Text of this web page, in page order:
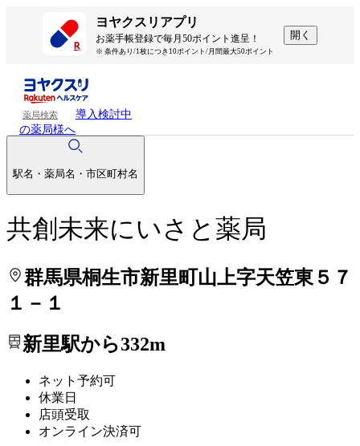
ヨヤクスリアプリ
お薬手帳登録で毎月50ポイント進呈！
※ 条件あり/1枚につき10ポイント/月間最大50ポイント
開く
薬局検索
導入検討中
の薬局様へ
駅名・薬局名・市区町村名
共創未来にいさと薬局
群馬県桐生市新里町山上字天笠東５７
１－１
新里駅から332m
ネット予約可
休業日
店頭受取
オンライン決済可
処方せんを送って待ち時間を短く！
処方せんを送って待ち時間を短く！